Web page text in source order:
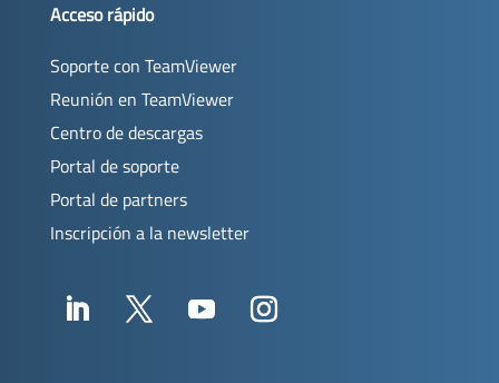
Acceso rápido
Soporte con TeamViewer
Reunión en TeamViewer
Centro de descargas
Portal de soporte
Portal de partners
Inscripción a la newsletter